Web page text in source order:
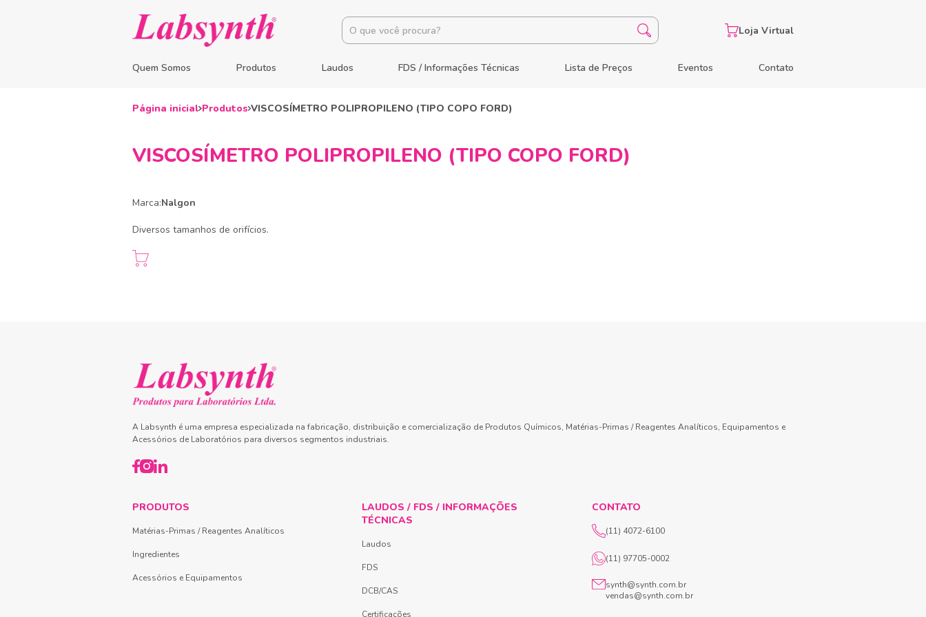
Quem Somos Produtos Laudos FDS / Informações Técnicas Lista de Preços Eventos Contato
Loja Virtual
Página inicial Produtos VISCOSÍMETRO POLIPROPILENO (TIPO COPO FORD)
VISCOSÍMETRO POLIPROPILENO (TIPO COPO FORD)
Marca:Nalgon
Diversos tamanhos de orifícios.
A Labsynth é uma empresa especializada na fabricação, distribuição e comercialização de Produtos Químicos, Matérias-Primas / Reagentes Analíticos, Equipamentos e
Acessórios de Laboratórios para diversos segmentos industriais.
PRODUTOS
Matérias-Primas / Reagentes Analíticos
Ingredientes
Acessórios e Equipamentos
LAUDOS / FDS / INFORMAÇÕES
TÉCNICAS
Laudos
FDS
DCB/CAS
Certificações
CONTATO
(11) 4072-6100
(11) 97705-0002
synth@synth.com.br
vendas@synth.com.br